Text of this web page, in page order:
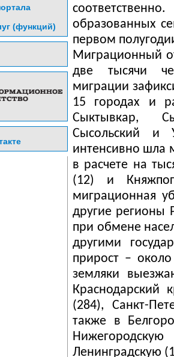
образованных
первом
Миграционный
две тысячи
миграции
15 городах и
Сыктывкар,
Сысольский и
интенсивно шла
в расчете на
(12) и
миграционная
другие регионы
при обмене
другими
прирост –
земляки
Краснодарский
(284), Санкт-
также в
Ленинградскую